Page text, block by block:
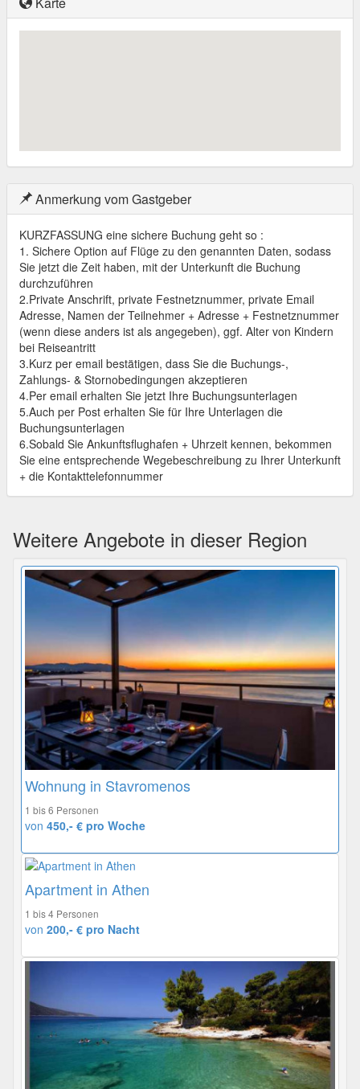
Anmerkung vom Gastgeber
KURZFASSUNG eine sichere Buchung geht so :
1. Sichere Option auf Flüge zu den genannten Daten, sodass
Sie jetzt die Zeit haben, mit der Unterkunft die Buchung
durchzuführen
2.Private Anschrift, private Festnetznummer, private Email
Adresse, Namen der Teilnehmer + Adresse + Festnetznummer
(wenn diese anders ist als angegeben), ggf. Alter von Kindern
bei Reiseantritt
3.Kurz per email bestätigen, dass Sie die Buchungs-,
Zahlungs- & Stornobedingungen akzeptieren
4.Per email erhalten Sie jetzt Ihre Buchungsunterlagen
5.Auch per Post erhalten Sie für Ihre Unterlagen die
Buchungsunterlagen
6.Sobald Sie Ankunftsflughafen + Uhrzeit kennen, bekommen
Sie eine entsprechende Wegebeschreibung zu Ihrer Unterkunft
+ die Kontakttelefonnummer
Weitere Angebote in dieser Region
Wohnung in Stavromenos
1 bis 6 Personen
von 450,- € pro Woche
Apartment in Athen
1 bis 4 Personen
von 200,- € pro Nacht